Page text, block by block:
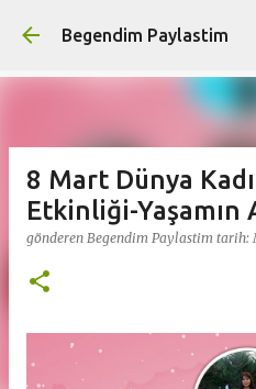
Ana
Begendim Paylastim
8 Mart Dünya
Etkinliği-Yaşamın
gönderen Begendim Paylastim tarih: